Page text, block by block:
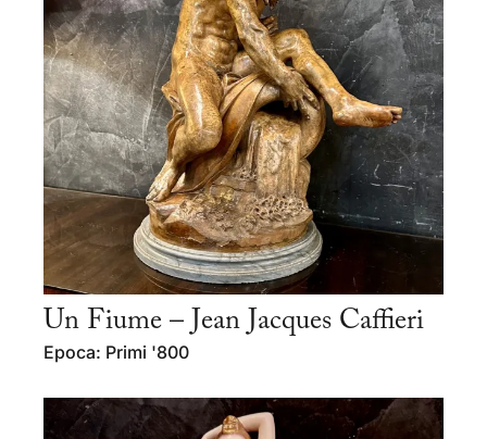
Un Fiume – Jean Jacques Caffieri
Epoca: Primi '800